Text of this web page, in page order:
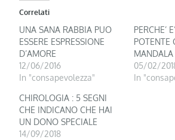
Correlati
UNA SANA RABBIA PUO
ESSERE ESPRESSIONE
D’AMORE
12/06/2016
In "consapevolezza"
PERCHE’
POTENTE
MANDALA
05/02/
In
CHIROLOGIA : 5 SEGNI
CHE INDICANO CHE HAI
UN DONO SPECIALE
14/09/2018